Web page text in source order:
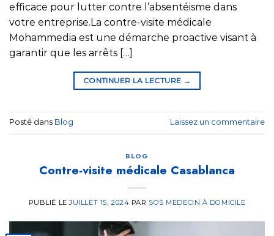
efficace pour lutter contre l’absentéisme dans
votre entreprise.La contre-visite médicale
Mohammedia est une démarche proactive visant à
garantir que les arrêts […]
CONTINUER LA LECTURE →
Posté dans Blog Laissez un commentaire
BLOG
Contre-visite médicale Casablanca
PUBLIÉ LEJUILLET 15, 2024 PAR SOS MEDECIN À DOMICILE